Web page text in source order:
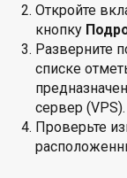
Откройте
кнопку
Разверните
списке
сервер (VPS).
Проверьте